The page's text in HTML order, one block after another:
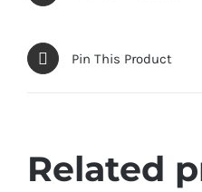
Pin This Product
Related